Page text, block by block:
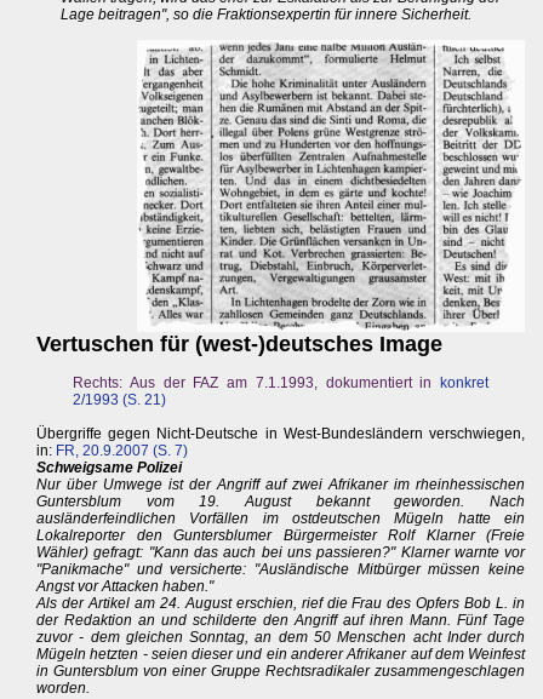
Lage beitragen", so die Fraktionsexpertin für innere Sicherheit.
Vertuschen für (west-)deutsches Image
Rechts: Aus der FAZ am 7.1.1993, dokumentiert in
konkret
2/1993 (S. 21)
Übergriffe gegen Nicht-Deutsche in West-Bundesländern verschwiegen,
in: FR, 20.9.2007 (S. 7)
Schweigsame Polizei
Nur über Umwege ist der Angriff auf zwei Afrikaner im rheinhessischen
Guntersblum vom 19. August bekannt geworden. Nach
ausländerfeindlichen Vorfällen im ostdeutschen Mügeln hatte ein
Lokalreporter den Guntersblumer Bürgermeister Rolf Klarner (Freie
Wähler) gefragt: "Kann das auch bei uns passieren?" Klarner warnte vor
"Panikmache" und versicherte: "Ausländische Mitbürger müssen keine
Angst vor Attacken haben."
Als der Artikel am 24. August erschien, rief die Frau des Opfers Bob L. in
der Redaktion an und schilderte den Angriff auf ihren Mann. Fünf Tage
zuvor - dem gleichen Sonntag, an dem 50 Menschen acht Inder durch
Mügeln hetzten - seien dieser und ein anderer Afrikaner auf dem Weinfest
in Guntersblum von einer Gruppe Rechtsradikaler zusammengeschlagen
worden.